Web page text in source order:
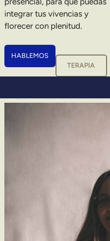
integrar tus vivencias y
florecer con plenitud.
HABLEMOS
TERAPIA